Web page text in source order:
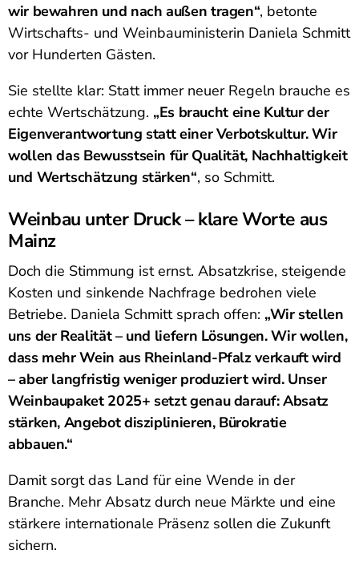
wir bewahren und nach außen tragen“, betonte
Wirtschafts- und Weinbauministerin Daniela Schmitt
vor Hunderten Gästen.
Sie stellte klar: Statt immer neuer Regeln brauche es
echte Wertschätzung. „Es braucht eine Kultur der
Eigenverantwortung statt einer Verbotskultur. Wir
wollen das Bewusstsein für Qualität, Nachhaltigkeit
und Wertschätzung stärken“, so Schmitt.
Weinbau unter Druck – klare Worte aus
Mainz
Doch die Stimmung ist ernst. Absatzkrise, steigende
Kosten und sinkende Nachfrage bedrohen viele
Betriebe. Daniela Schmitt sprach offen: „Wir stellen
uns der Realität – und liefern Lösungen. Wir wollen,
dass mehr Wein aus Rheinland-Pfalz verkauft wird
– aber langfristig weniger produziert wird. Unser
Weinbaupaket 2025+ setzt genau darauf: Absatz
stärken, Angebot disziplinieren, Bürokratie
abbauen.“
Damit sorgt das Land für eine Wende in der
Branche. Mehr Absatz durch neue Märkte und eine
stärkere internationale Präsenz sollen die Zukunft
sichern.